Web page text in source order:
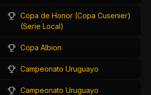
Copa de Honor (Copa Cusenier)
(Serie Local)
Copa Albion
Campeonato Uruguayo
Campeonato Uruguayo